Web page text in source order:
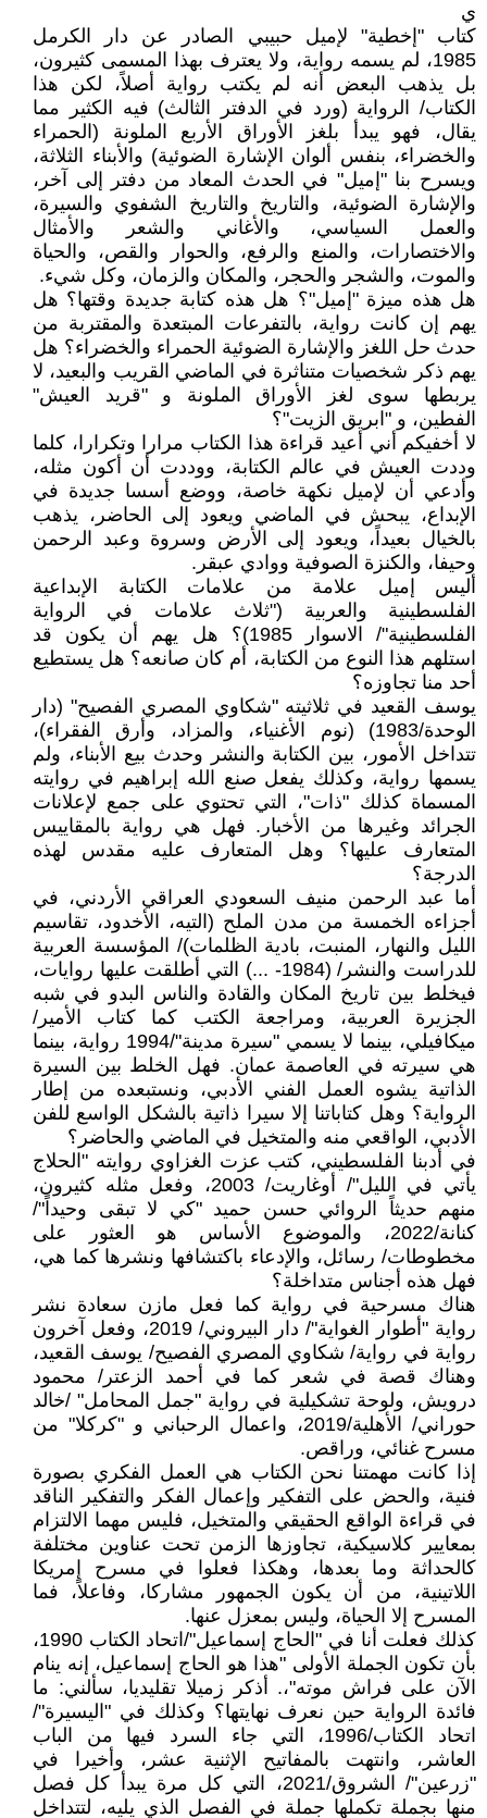
ي
كتاب "إخطية" لإميل حبيبي الصادر عن دار الكرمل
1985، لم يسمه رواية، ولا يعترف بهذا المسمى كثيرون،
بل يذهب البعض أنه لم يكتب رواية أصلاً، لكن هذا
الكتاب/ الرواية (ورد في الدفتر الثالث) فيه الكثير مما
يقال، فهو يبدأ بلغز الأوراق الأربع الملونة (الحمراء
والخضراء، بنفس ألوان الإشارة الضوئية) والأبناء الثلاثة،
ويسرح بنا "إميل" في الحدث المعاد من دفتر إلى آخر،
والإشارة الضوئية، والتاريخ والتاريخ الشفوي والسيرة،
والعمل السياسي، والأغاني والشعر والأمثال
والاختصارات، والمنع والرفع، والحوار والقص، والحياة
والموت، والشجر والحجر، والمكان والزمان، وكل شيء.
هل هذه ميزة "إميل"؟ هل هذه كتابة جديدة وقتها؟ هل
يهم إن كانت رواية، بالتفرعات المبتعدة والمقتربة من
حدث حل اللغز والإشارة الضوئية الحمراء والخضراء؟ هل
يهم ذكر شخصيات متناثرة في الماضي القريب والبعيد، لا
يربطها سوى لغز الأوراق الملونة و "قريد العيش"
الفطين، و "ابريق الزيت"؟
لا أخفيكم أني أعيد قراءة هذا الكتاب مرارا وتكرارا، كلما
وددت العيش في عالم الكتابة، ووددت أن أكون مثله،
وأدعي أن لإميل نكهة خاصة، ووضع أسسا جديدة في
الإبداع، يبحش في الماضي ويعود إلى الحاضر، يذهب
بالخيال بعيداً، ويعود إلى الأرض وسروة وعبد الرحمن
وحيفا، والكنزة الصوفية ووادي عبقر.
أليس إميل علامة من علامات الكتابة الإبداعية
الفلسطينية والعربية ("ثلاث علامات في الرواية
الفلسطينية"/ الاسوار 1985)؟ هل يهم أن يكون قد
استلهم هذا النوع من الكتابة، أم كان صانعه؟ هل يستطيع
أحد منا تجاوزه؟
يوسف القعيد في ثلاثيته "شكاوي المصري الفصيح" (دار
الوحدة/1983) (نوم الأغنياء، والمزاد، وأرق الفقراء)،
تتداخل الأمور، بين الكتابة والنشر وحدث بيع الأبناء، ولم
يسمها رواية، وكذلك يفعل صنع الله إبراهيم في روايته
المسماة كذلك "ذات"، التي تحتوي على جمع لإعلانات
الجرائد وغيرها من الأخبار. فهل هي رواية بالمقاييس
المتعارف عليها؟ وهل المتعارف عليه مقدس لهذه
الدرجة؟
أما عبد الرحمن منيف السعودي العراقي الأردني، في
أجزاءه الخمسة من مدن الملح (التيه، الأخدود، تقاسيم
الليل والنهار، المنبت، بادية الظلمات)/ المؤسسة العربية
للدراست والنشر/ (1984- ...) التي أطلقت عليها روايات،
فيخلط بين تاريخ المكان والقادة والناس البدو في شبه
الجزيرة العربية، ومراجعة الكتب كما كتاب الأمير/
ميكافيلي، بينما لا يسمي "سيرة مدينة"/1994 رواية، بينما
هي سيرته في العاصمة عمان. فهل الخلط بين السيرة
الذاتية يشوه العمل الفني الأدبي، ونستبعده من إطار
الرواية؟ وهل كتاباتنا إلا سيرا ذاتية بالشكل الواسع للفن
الأدبي، الواقعي منه والمتخيل في الماضي والحاضر؟
في أدبنا الفلسطيني، كتب عزت الغزاوي روايته "الحلاج
يأتي في الليل"/ أوغاريت/ 2003، وفعل مثله كثيرون،
منهم حديثاً الروائي حسن حميد "كي لا تبقى وحيداً"/
كنانة/2022، والموضوع الأساس هو العثور على
مخطوطات/ رسائل، والإدعاء باكتشافها ونشرها كما هي،
فهل هذه أجناس متداخلة؟
هناك مسرحية في رواية كما فعل مازن سعادة نشر
رواية "أطوار الغواية"/ دار البيروني/ 2019، وفعل آخرون
رواية في رواية/ شكاوي المصري الفصيح/ يوسف القعيد،
وهناك قصة في شعر كما في أحمد الزعتر/ محمود
درويش، ولوحة تشكيلية في رواية "جمل المحامل" /خالد
حوراني/ الأهلية/2019، واعمال الرحباني و "كركلا" من
مسرح غنائي، وراقص.
إذا كانت مهمتنا نحن الكتاب هي العمل الفكري بصورة
فنية، والحض على التفكير وإعمال الفكر والتفكير الناقد
في قراءة الواقع الحقيقي والمتخيل، فليس مهما الالتزام
بمعايير كلاسيكية، تجاوزها الزمن تحت عناوين مختلفة
كالحداثة وما بعدها، وهكذا فعلوا في مسرح إمريكا
اللاتينية، من أن يكون الجمهور مشاركا، وفاعلاً، فما
المسرح إلا الحياة، وليس بمعزل عنها.
كذلك فعلت أنا في "الحاج إسماعيل"/اتحاد الكتاب 1990،
بأن تكون الجملة الأولى "هذا هو الحاج إسماعيل، إنه ينام
الآن على فراش موته"،. أذكر زميلا تقليديا، سألني: ما
فائدة الرواية حين نعرف نهايتها؟ وكذلك في "اليسيرة"/
اتحاد الكتاب/1996، التي جاء السرد فيها من الباب
العاشر، وانتهت بالمفاتيح الإثنية عشر، وأخيرا في
"زرعين"/ الشروق/2021، التي كل مرة يبدأ كل فصل
منها بجملة تكملها جملة في الفصل الذي يليه، لتتداخل